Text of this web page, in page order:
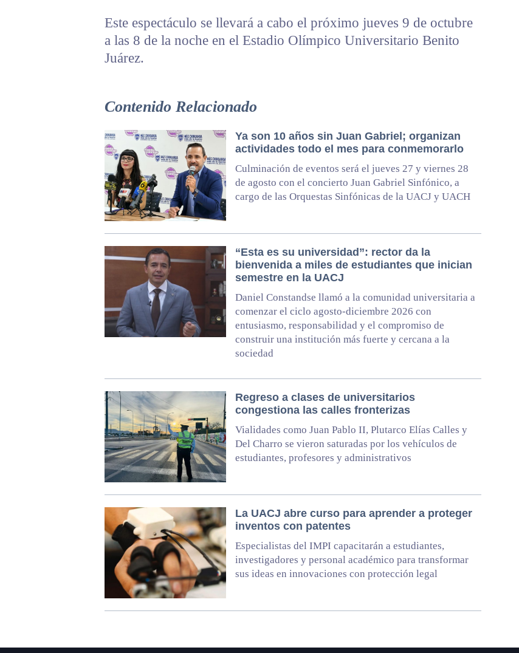
Este espectáculo se llevará a cabo el próximo jueves 9 de octubre
a las 8 de la noche en el Estadio Olímpico Universitario Benito
Juárez.
Contenido Relacionado
Ya son 10 años sin Juan Gabriel; organizan
actividades todo el mes para conmemorarlo
Culminación de eventos será el jueves 27 y viernes 28
de agosto con el concierto Juan Gabriel Sinfónico, a
cargo de las Orquestas Sinfónicas de la UACJ y UACH
“Esta es su universidad”: rector da la
bienvenida a miles de estudiantes que inician
semestre en la UACJ
Daniel Constandse llamó a la comunidad universitaria a
comenzar el ciclo agosto-diciembre 2026 con
entusiasmo, responsabilidad y el compromiso de
construir una institución más fuerte y cercana a la
sociedad
Regreso a clases de universitarios
congestiona las calles fronterizas
Vialidades como Juan Pablo II, Plutarco Elías Calles y
Del Charro se vieron saturadas por los vehículos de
estudiantes, profesores y administrativos
La UACJ abre curso para aprender a proteger
inventos con patentes
Especialistas del IMPI capacitarán a estudiantes,
investigadores y personal académico para transformar
sus ideas en innovaciones con protección legal